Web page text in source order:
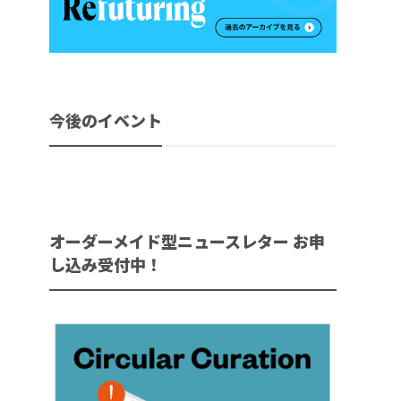
今後のイベント
オーダーメイド型ニュースレター お申
し込み受付中！